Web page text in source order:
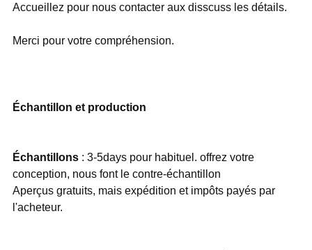
Accueillez pour nous contacter aux disscuss les détails.
Merci pour votre compréhension.
Échantillon et production
Échantillons: 3-5days pour habituel. offrez votre
conception, nous font le contre-échantillon
Aperçus gratuits, mais expédition et impôts payés par
l'acheteur.